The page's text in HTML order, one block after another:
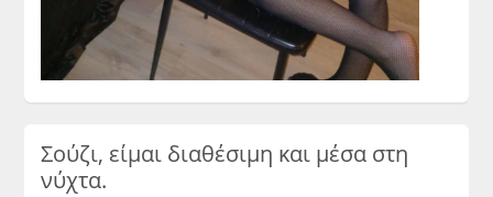
Σούζι, είμαι διαθέσιμη και μέσα στη
νύχτα.